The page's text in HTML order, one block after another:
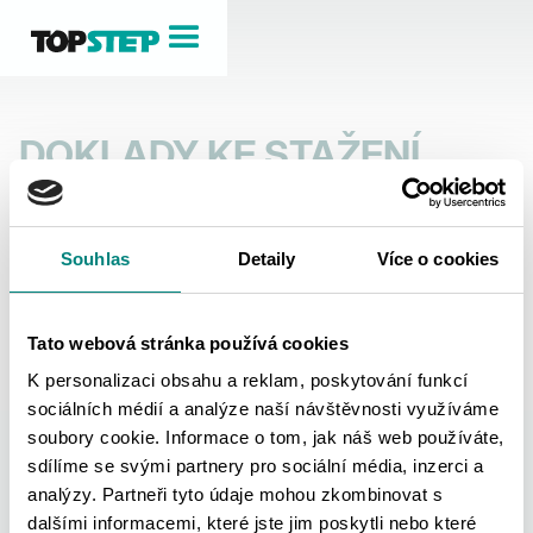
Souhlas Detaily Více o cookies
Tato webová stránka používá cookies
K personalizaci obsahu a reklam, poskytování funkcí
sociálních médií a analýze naší návštěvnosti využíváme
soubory cookie. Informace o tom, jak náš web používáte,
sdílíme se svými partnery pro sociální média, inzerci a
analýzy. Partneři tyto údaje mohou zkombinovat s
dalšími informacemi, které jste jim poskytli nebo které
DOKLADY KE STAŽENÍ
SEZNAM PODKLADŮ
Zábradlí - komponenty
TOPSTEP – divize společnosti TOPWET s.r.o.
Provozovna: K Mlýnům 80